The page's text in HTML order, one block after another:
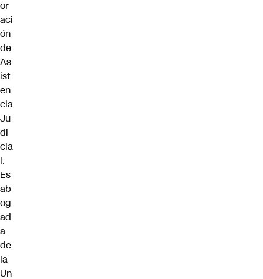
or
aci
ón
de
As
ist
en
cia
Ju
di
cia
l.
Es
ab
og
ad
a
de
la
Un